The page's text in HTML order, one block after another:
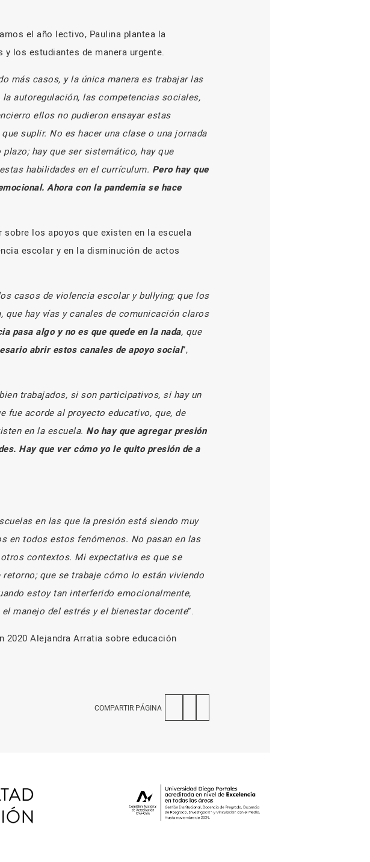
el año lectivo, Paulina plantea la
los estudiantes de manera urgente.
más casos, y la única manera es trabajar las
autoregulación, las competencias sociales,
ellos no pudieron ensayar estas
suplir. No es hacer una clase o una jornada
hay que ser sistemático, hay que
habilidades en el currículum. Pero hay que
Ahora con la pandemia se hace
los apoyos que existen en la escuela
escolar y en la disminución de actos
casos de violencia escolar y bullying; que los
hay vías y canales de comunicación claros
pasa algo y no es que quede en la nada, que
abrir estos canales de apoyo social”,
trabajados, si son participativos, si hay un
fue acorde al proyecto educativo, que, de
en la escuela. No hay que agregar presión
Hay que ver cómo yo le quito presión de a
en las que la presión está siendo muy
en todos estos fenómenos. No pasan en las
contextos. Mi expectativa es que se
que se trabaje cómo lo están viviendo
estoy tan interferido emocionalmente,
manejo del estrés y el bienestar docente”.
Alejandra Arratia sobre educación
COMPARTIR PÁGINA